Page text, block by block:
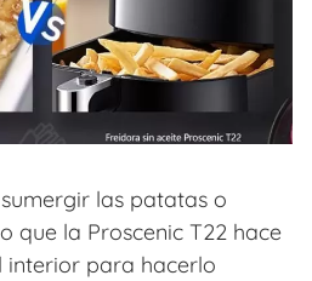
las patatas o
que la Proscenic T22 hace
interior para hacerlo